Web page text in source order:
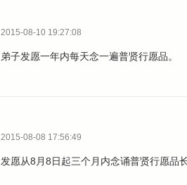
2015-08-10 19:27:08
弟子发愿一年内每天念一遍普贤行愿品。
2015-08-08 17:56:49
发愿从8月8日起三个月内念诵普贤行愿品